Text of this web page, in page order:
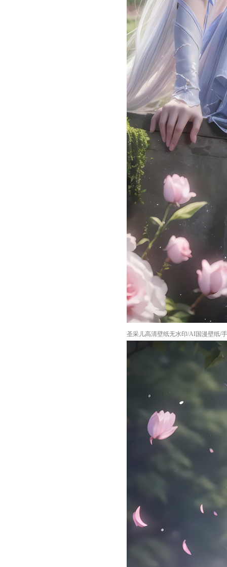
圣采儿高清壁纸无水印/AI国漫壁纸/